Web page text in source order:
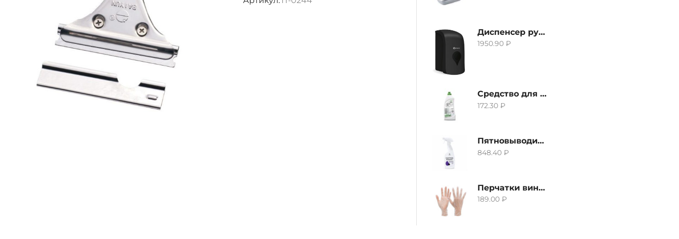
Диспенсер ручной для жидкого мыла Grass IT-0638, черный
1950.90₽
Средство для удаления извести и ржавчины Grass Gloss-Gel, 500мл
172.30₽
Пятновыводитель Grass Hard Stain Remover, 600мл
848.40₽
Перчатки виниловые неопудренные CTP-BS, размер S
189.00₽